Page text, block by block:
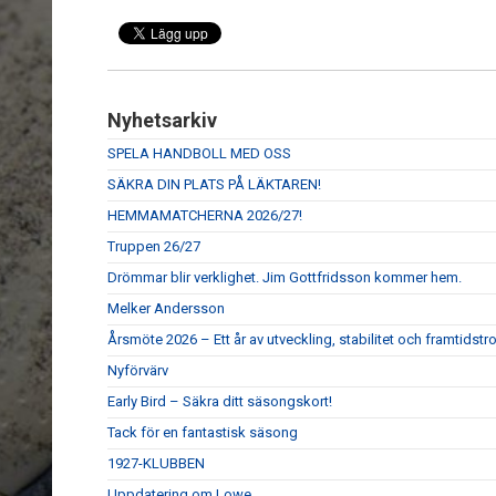
Nyhetsarkiv
SPELA HANDBOLL MED OSS
SÄKRA DIN PLATS PÅ LÄKTAREN!
HEMMAMATCHERNA 2026/27!
Truppen 26/27
Drömmar blir verklighet. Jim Gottfridsson kommer hem.
Melker Andersson
Årsmöte 2026 – Ett år av utveckling, stabilitet och framtidstro
Nyförvärv
Early Bird – Säkra ditt säsongskort!
Tack för en fantastisk säsong
1927-KLUBBEN